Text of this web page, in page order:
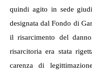
quindi agito in sede
designata dal Fondo di
il risarcimento del
risarcitoria era stata
carenza di